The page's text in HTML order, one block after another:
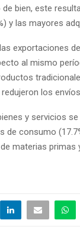
de bien, este
y las mayores
exportaciones
al mismo
los
y servicios
de consumo
materias primas